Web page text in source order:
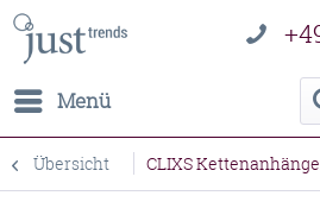
Menü
Übersicht CLIXS